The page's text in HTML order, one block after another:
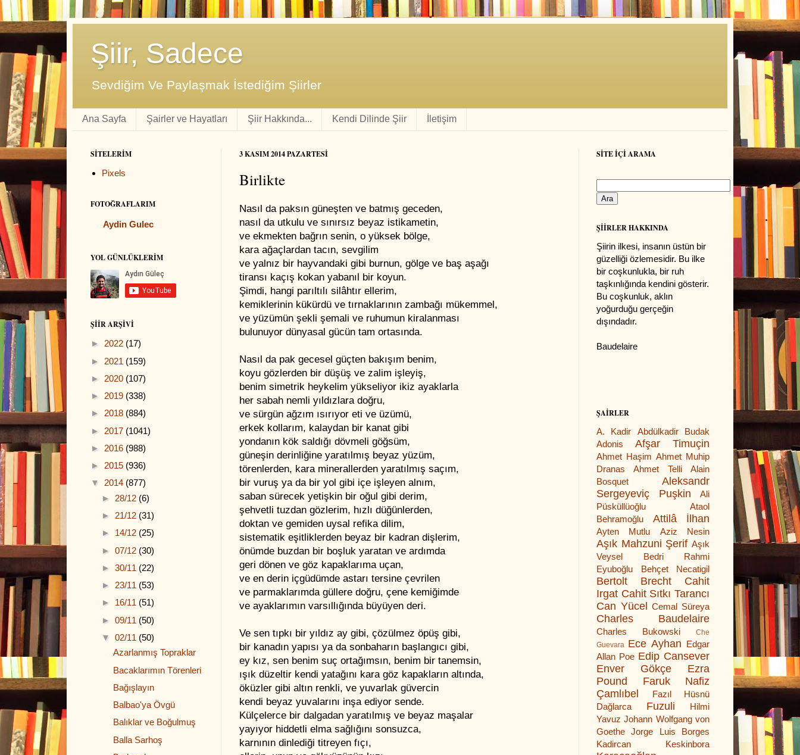
Şiir, Sadece
Sevdiğim Ve Paylaşmak İstediğim Şiirler
Ana Sayfa Şairler ve Hayatları Şiir Hakkında... Kendi Dilinde Şiir İletişim
3 KASIM 2014 PAZARTESI
Birlikte
Nasıl da paksın güneşten ve batmış geceden,
nasıl da utkulu ve sınırsız beyaz istikametin,
ve ekmekten bağrın senin, o yüksek bölge,
kara ağaçlardan tacın, sevgilim
ve yalnız bir hayvandaki gibi burnun, gölge ve baş aşağı
tiransı kaçış kokan yabanıl bir koyun.
Şimdi, hangi parıltılı silâhtır ellerim,
kemiklerinin kükürdü ve tırnaklarının zambağı mükemmel,
ve yüzümün şekli şemali ve ruhumun kiralanması
bulunuyor dünyasal gücün tam ortasında.
Nasıl da pak gecesel güçten bakışım benim,
koyu gözlerden bir düşüş ve zalim işleyiş,
benim simetrik heykelim yükseliyor ikiz ayaklarla
her sabah nemli yıldızlara doğru,
ve sürgün ağzım ısırıyor eti ve üzümü,
erkek kollarım, kalaydan bir kanat gibi
yondanın kök saldığı dövmeli göğsüm,
güneşin derinliğine yaratılmış beyaz yüzüm,
törenlerden, kara minerallerden yaratılmış saçım,
bir vuruş ya da bir yol gibi içe işleyen alnım,
saban sürecek yetişkin bir oğul gibi derim,
şehvetli tuzdan gözlerim, hızlı düğünlerden,
doktan ve gemiden uysal refika dilim,
sistematik eşitliklerden beyaz bir kadran dişlerim,
önümde buzdan bir boşluk yaratan ve ardımda
geri dönen ve göz kapaklarıma uçan,
ve en derin içgüdümde astarı tersine çevrilen
ve parmaklarımda güllere doğru, çene kemiğimde
ve ayaklarımın varsıllığında büyüyen deri.
Ve sen tıpkı bir yıldız ay gibi, çözülmez öpüş gibi,
bir kanadın yapısı ya da sonbaharın başlangıcı gibi,
ey kız, sen benim suç ortağımsın, benim bir tanemsin,
ışık düzeltir kendi yatağını kara göz kapakların altında,
öküzler gibi altın renkli, ve yuvarlak güvercin
kendi beyaz yuvalarını inşa ediyor sende.
Külçelerce bir dalgadan yaratılmış ve beyaz maşalar
yayıyor hiddetli elma sağlığını sonsuzca,
karnının dinlediği titreyen fıçı,
SITELERIM
Pixels
FOTOĞRAFLARIM
Aydin Gulec
YOL GÜNLÜKLERIM
ŞIIR ARŞIVI
► 2022 (17)
► 2021 (159)
► 2020 (107)
► 2019 (338)
► 2018 (884)
► 2017 (1041)
► 2016 (988)
► 2015 (936)
▼ 2014 (877)
► 28/12 (6)
► 21/12 (31)
► 14/12 (25)
► 07/12 (30)
► 30/11 (22)
► 23/11 (53)
► 16/11 (51)
► 09/11 (50)
▼ 02/11 (50)
Azarlanmış Topraklar
Bacaklarımın Törenleri
Bağışlayın
Balbao'ya Övgü
Balıklar ve Boğulmuş
Balla Sarhoş
SİTE İÇİ ARAMA
ŞİİRLER HAKKINDA
Şiirin ilkesi, insanın üstün bir
güzelliği özlemesidir. Bu ilke
bir coşkunlukla, bir ruh
taşkınlığında kendini gösterir.
Bu coşkunluk, aklın
yoğurduğu gerçeğin
dışındadır.
Baudelaire
ŞAİRLER
A. Kadir
Abdülkadir Budak
Adonis
Afşar Timuçin
Ahmet Haşim Ahmet Muhip
Dranas
Ahmet Telli
Alain
Bosquet
Aleksandr
Sergeyeviç Puşkin
Ali
Püsküllüoğlu
Ataol
Behramoğlu
Attilâ İlhan
Ayten Mutlu Aziz Nesin
Aşık Mahzuni Şerif Aşık
Veysel
Bedri Rahmi
Eyuboğlu
Behçet Necatigil
Bertolt Brecht
Cahit
Irgat Cahit Sıtkı Tarancı
Can Yücel Cemal Süreya
Charles Baudelaire
Charles Bukowski
Che
Guevara Ece Ayhan Edgar
Allan Poe Edip Cansever
Enver Gökçe
Ezra
Pound
Faruk Nafiz
Çamlıbel
Fazıl Hüsnü
Dağlarca
Fuzuli
Hilmi
Yavuz Johann Wolfgang von
Goethe
Jorge Luis Borges
Kadircan Keskinbora